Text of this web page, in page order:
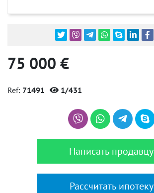
75 000 €
Ref: 71491 1/431
Написать продавцу
Рассчитать ипотеку